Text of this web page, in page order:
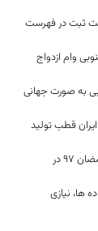
ثبت در فهرست
جنوبی وام ازدواج
به صورت جهانی
عناب ایران قطب تولید
آغاز طرح نظارتی ویژه ماه مبارک رمضان 97 در
ها، نیازی